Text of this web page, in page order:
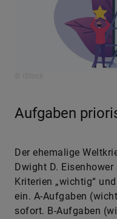
Aufgaben
Der ehemalige
Dwight D.
Kriterien „wichtig“
ein. A-Aufgaben
sofort. B-Aufgaben